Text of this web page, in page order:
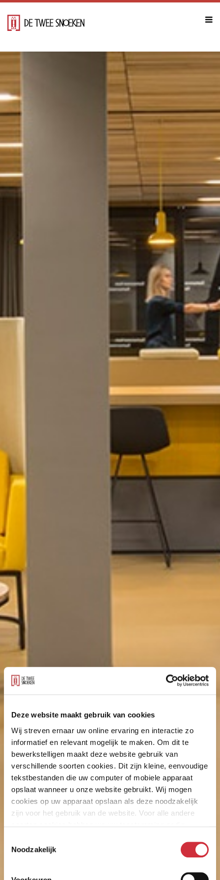
Deze website maakt gebruik van cookies
Wij streven ernaar uw online ervaring en interactie zo
informatief en relevant mogelijk te maken. Om dit te
bewerkstelligen maakt deze website gebruik van
verschillende soorten cookies. Dit zijn kleine, eenvoudige
tekstbestanden die uw computer of mobiele apparaat
opslaat wanneer u onze website gebruikt. Wij mogen
cookies op uw apparaat opslaan als deze noodzakelijk
zijn voor het gebruik van de website. Voor alle andere
Noodzakelijk